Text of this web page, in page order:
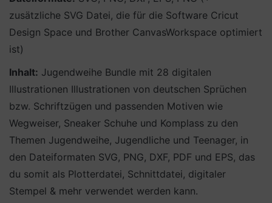
zusätzliche SVG Datei, die für die Software Cricut
Design Space und Brother CanvasWorkspace optimiert
ist)
Inhalt: Jugendweihe Bundle mit 28 digitalen
Illustrationen Illustrationen von deutschen Sprüchen
bzw. Schriftzügen und passenden Motiven wie
Wegweiser, Sneaker Schuhe und Komplass zu den
Themen Jugendweihe, Jugendliche und Teenager, in
den Dateiformaten SVG, PNG, DXF, PDF und EPS, das
du somit als Plotterdatei, Schnittdatei, digitaler
Stempel & mehr verwendet werden kann.